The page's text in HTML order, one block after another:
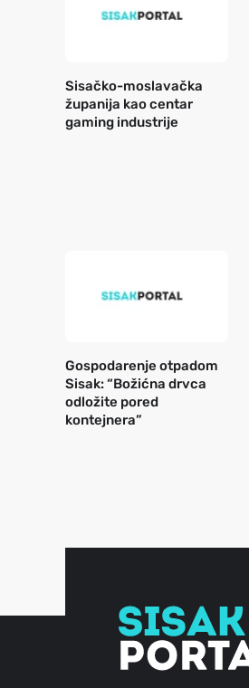
Sisačko-moslavačka
županija kao centar
gaming industrije
Gospodarenje otpadom
Sisak: “Božićna drvca
odložite pored
kontejnera”